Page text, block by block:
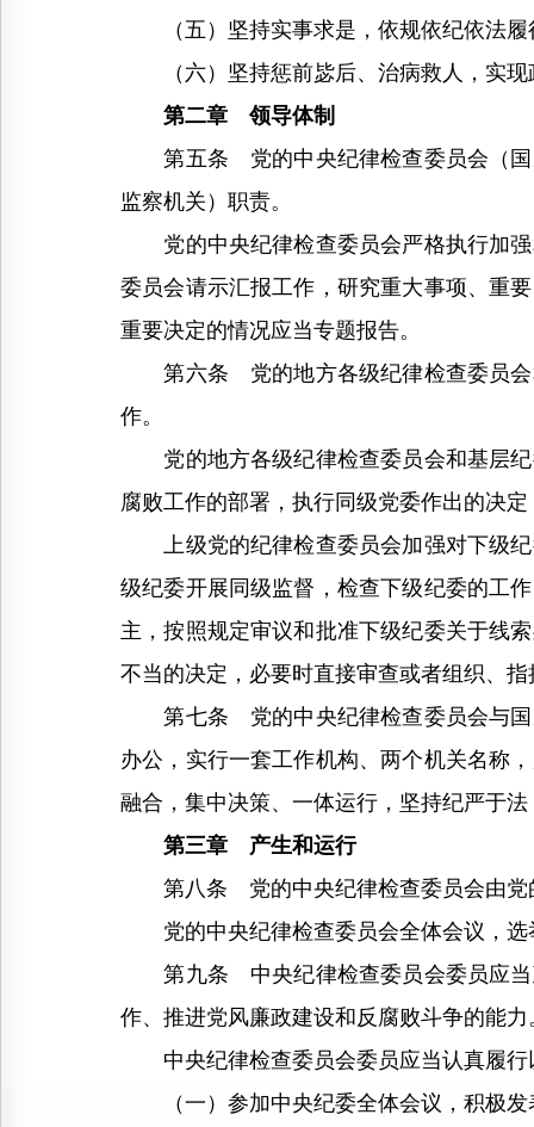
（五）坚持实事求是，依规依纪依法履
（六）坚持惩前毖后、治病救人，实现
第二章 领导体制
第五条 党的中央纪律检查委员会（国
监察机关）职责。
党的中央纪律检查委员会严格执行加强
委员会请示汇报工作，研究重大事项、重
重要决定的情况应当专题报告。
第六条 党的地方各级纪律检查委员会
作。
党的地方各级纪律检查委员会和基层纪
腐败工作的部署，执行同级党委作出的决
上级党的纪律检查委员会加强对下级纪
级纪委开展同级监督，检查下级纪委的工
主，按照规定审议和批准下级纪委关于线
不当的决定，必要时直接审查或者组织、
第七条 党的中央纪律检查委员会与国
办公，实行一套工作机构、两个机关名称
融合，集中决策、一体运行，坚持纪严于
第三章 产生和运行
第八条 党的中央纪律检查委员会由党
党的中央纪律检查委员会全体会议，选
第九条 中央纪律检查委员会委员应当
作、推进党风廉政建设和反腐败斗争的能力
中央纪律检查委员会委员应当认真履行
（一）参加中央纪委全体会议，积极发